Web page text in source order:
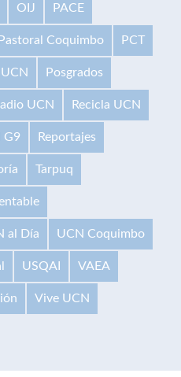
OIJ PACE
Coquimbo PCT
Posgrados
UCN Recicla UCN
G9 Reportajes
Tarpuq
al Día UCN Coquimbo
USQAI VAEA
Vive UCN